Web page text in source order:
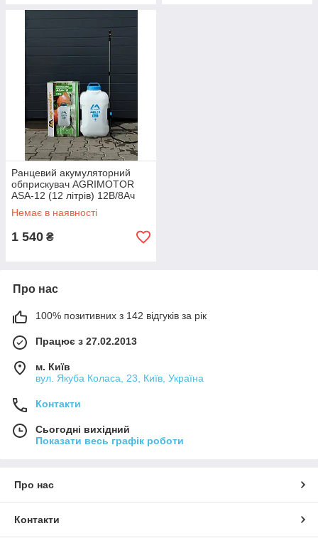
Ранцевий акумуляторний
обприскувач AGRIMOTOR
ASA-12 (12 літрів) 12В/8Ач
Немає в наявності
1 540 ₴
Про нас
100% позитивних з 142 відгуків за рік
Працює з 27.02.2013
м. Київ
вул. Якуба Коласа, 23, Київ, Україна
Контакти
Сьогодні вихідний
Показати весь графік роботи
Про нас
Контакти